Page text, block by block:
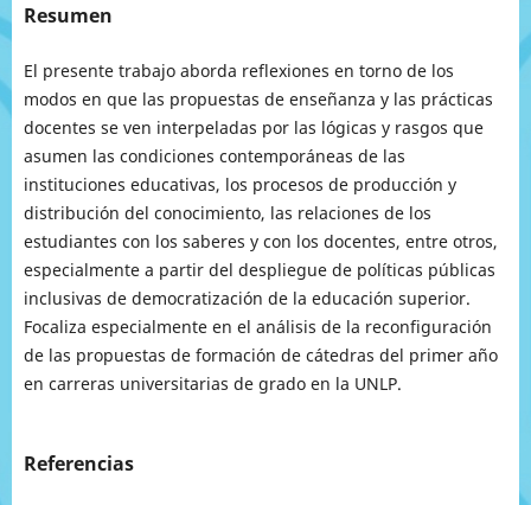
Resumen
El presente trabajo aborda reflexiones en torno de los
modos en que las propuestas de enseñanza y las prácticas
docentes se ven interpeladas por las lógicas y rasgos que
asumen las condiciones contemporáneas de las
instituciones educativas, los procesos de producción y
distribución del conocimiento, las relaciones de los
estudiantes con los saberes y con los docentes, entre otros,
especialmente a partir del despliegue de políticas públicas
inclusivas de democratización de la educación superior.
Focaliza especialmente en el análisis de la reconfiguración
de las propuestas de formación de cátedras del primer año
en carreras universitarias de grado en la UNLP.
Referencias